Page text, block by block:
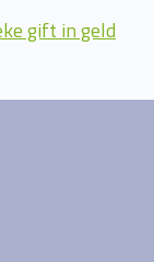
gift in geld